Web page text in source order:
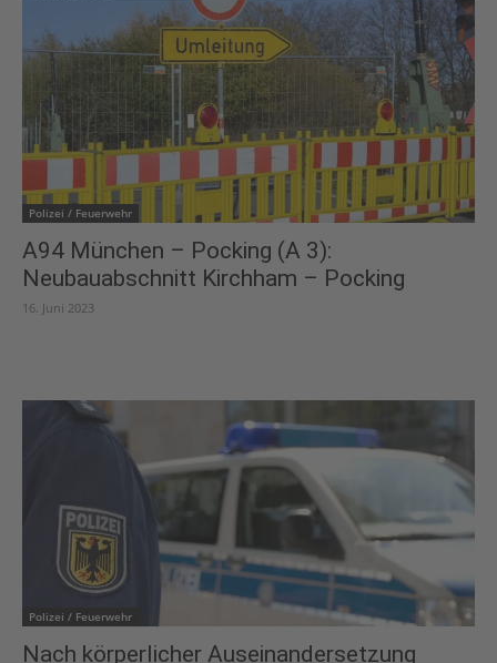
Polizei / Feuerwehr
A94 München – Pocking (A 3):
Neubauabschnitt Kirchham – Pocking
16. Juni 2023
Polizei / Feuerwehr
Nach körperlicher Auseinandersetzung